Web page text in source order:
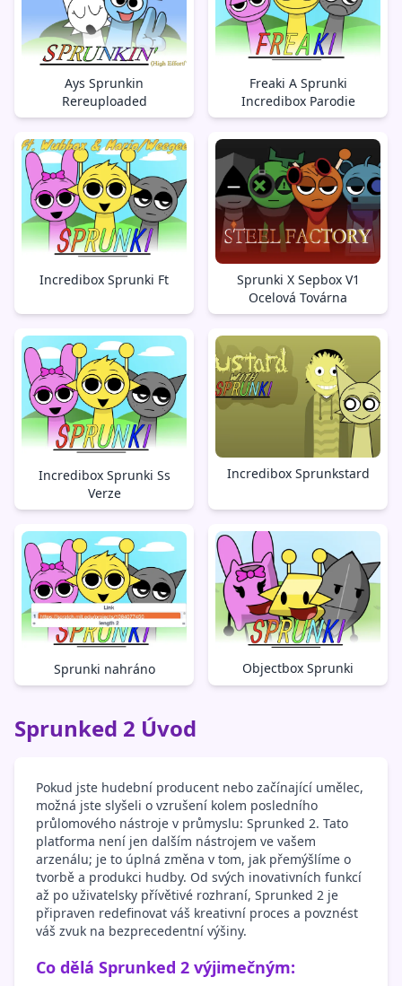
Ays Sprunkin
Rereuploaded
Freaki A Sprunki
Incredibox Parodie
Incredibox Sprunki Ft
Sprunki X Sepbox V1
Ocelová Továrna
Incredibox Sprunki Ss
Verze
Incredibox Sprunkstard
Sprunki nahráno Objectbox Sprunki
Sprunked 2 Úvod
Pokud jste hudební producent nebo začínající umělec,
možná jste slyšeli o vzrušení kolem posledního
průlomového nástroje v průmyslu: Sprunked 2. Tato
platforma není jen dalším nástrojem ve vašem
arzenálu; je to úplná změna v tom, jak přemýšlíme o
tvorbě a produkci hudby. Od svých inovativních funkcí
až po uživatelsky přívětivé rozhraní, Sprunked 2 je
připraven redefinovat váš kreativní proces a povznést
váš zvuk na bezprecedentní výšiny.
Co dělá Sprunked 2 výjimečným: